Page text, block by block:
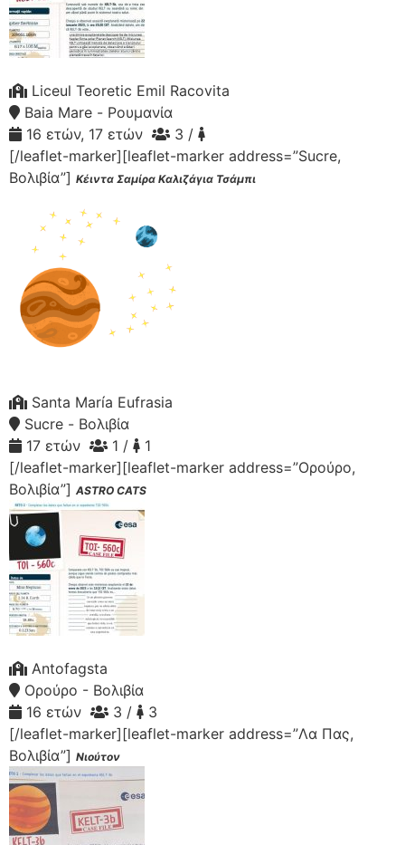
Liceul Teoretic Emil Racovita
Baia Mare - Ρουμανία
16 ετών, 17 ετών
3 /
[/leaflet-marker][leaflet-marker address=”Sucre,
Βολιβία”] Κέιντα Σαμίρα Καλιζάγια Τσάμπι
Santa María Eufrasia
Sucre - Βολιβία
17 ετών
1 /
1
[/leaflet-marker][leaflet-marker address=”Ορούρο,
Βολιβία”] ASTRO CATS
Antofagsta
Ορούρο - Βολιβία
16 ετών
3 /
3
[/leaflet-marker][leaflet-marker address=”Λα Πας,
Βολιβία”] Νιούτον